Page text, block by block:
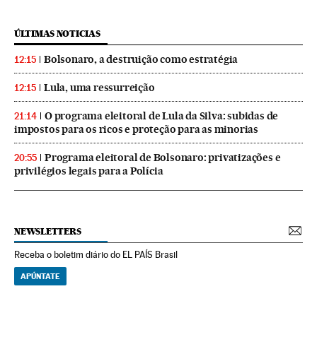
ÚLTIMAS NOTICIAS
12:15 Bolsonaro, a destruição como estratégia
12:15 Lula, uma ressurreição
21:14
O programa eleitoral de Lula da Silva: subidas de
impostos para os ricos e proteção para as minorias
20:55
Programa eleitoral de Bolsonaro: privatizações e
privilégios legais para a Polícia
NEWSLETTERS
Receba o boletim diário do EL PAÍS Brasil
APÚNTATE